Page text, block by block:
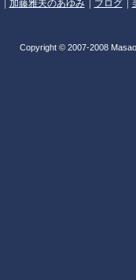
加藤雅夫のあゆみ ブログ
Copyright © 2007-2008